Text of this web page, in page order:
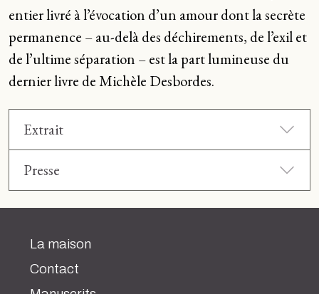
entier livré à l’évocation d’un amour dont la secrète
permanence – au-delà des déchirements, de l’exil et
de l’ultime séparation – est la part lumineuse du
dernier livre de Michèle Desbordes.
Extrait
Presse
La maison
Contact